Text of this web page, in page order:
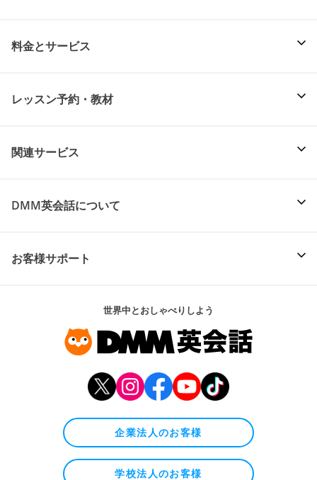
料金とサービス
レッスン予約・教材
関連サービス
DMM英会話について
お客様サポート
世界中とおしゃべりしよう
企業法人のお客様
学校法人のお客様